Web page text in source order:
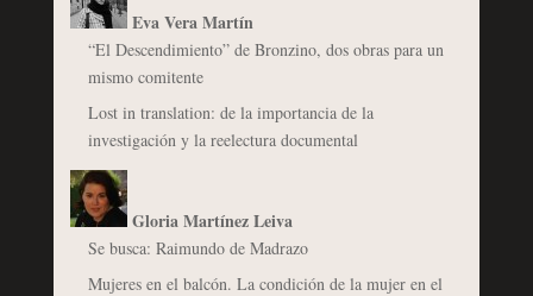
Eva Vera Martín
“El Descendimiento” de Bronzino, dos obras para un
mismo comitente
Lost in translation: de la importancia de la
investigación y la reelectura documental
Gloria Martínez Leiva
Se busca: Raimundo de Madrazo
Mujeres en el balcón. La condición de la mujer en el